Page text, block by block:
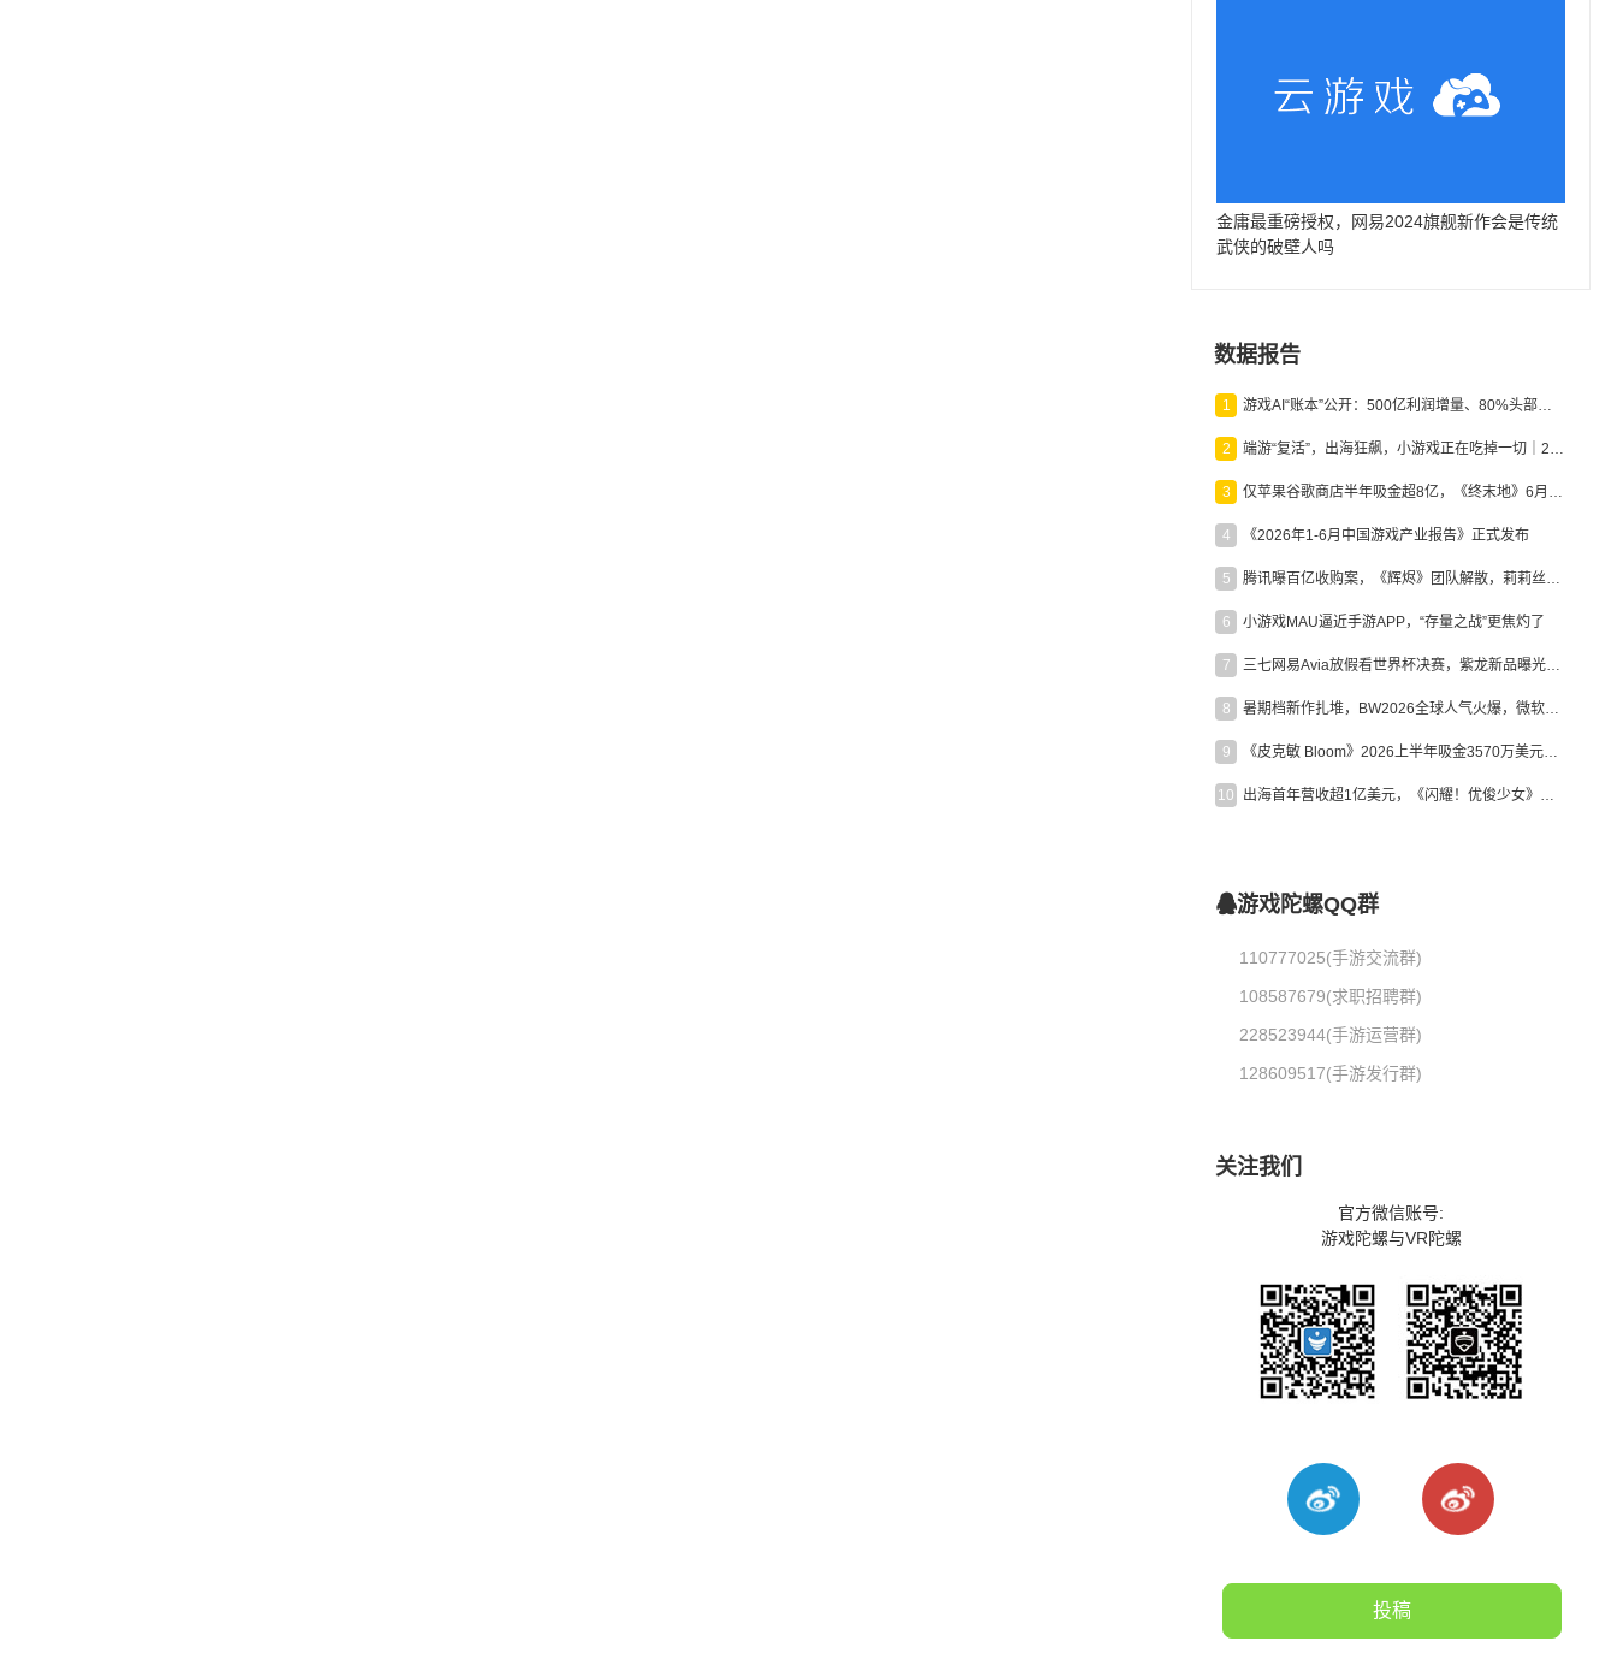
金庸最重磅授权，网易2024旗舰新作会是传统
武侠的破壁人吗
数据报告
1 游戏AI“账本”公开：500亿利润增量、80%头部入局，谁在闷声发财？
2 端游“复活”，出海狂飙，小游戏正在吃掉一切｜2026上半年产业报告
3 仅苹果谷歌商店半年吸金超8亿，《终末地》6月份收入显著回暖
4 《2026年1-6月中国游戏产业报告》正式发布
5 腾讯曝百亿收购案，《辉烬》团队解散，莉莉丝新作曝光｜陀螺周报
6 小游戏MAU逼近手游APP，“存量之战”更焦灼了
7 三七网易Avia放假看世界杯决赛，紫龙新品曝光，米哈游新作上线 | 陀螺周报
8 暑期档新作扎堆，BW2026全球人气火爆，微软XBOX大裁员|陀螺周报
9 《皮克敏 Bloom》2026上半年吸金3570万美元，中国台湾成最大市场
10 出海首年营收超1亿美元，《闪耀！优俊少女》美国市场占比达七成
游戏陀螺QQ群
110777025(手游交流群)
108587679(求职招聘群)
228523944(手游运营群)
128609517(手游发行群)
关注我们
官方微信账号:
游戏陀螺与VR陀螺
投稿